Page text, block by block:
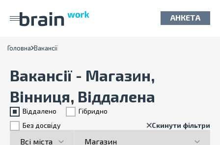
АНКЕТА
Головна Вакансії
Вакансії - Магазин,
Вінниця, Віддалена
Віддалено
Гiбридно
Без досвіду
Скинути фільтри